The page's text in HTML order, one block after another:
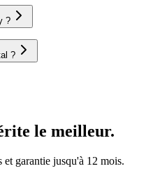
?
?
le meilleur.
garantie jusqu'à 12 mois.